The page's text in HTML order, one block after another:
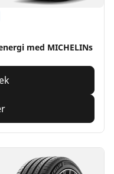
med MICHELINs